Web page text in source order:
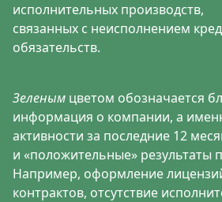
исполнительных производств,
связанных с неисполнением
обязательств.
Зеленым цветом обозначается
информация о компании, а
активности за последние 12
и «положительные» результаты
Например, оформление
контрактов, отсутствие